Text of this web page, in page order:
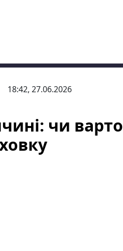
18:42, 27.06.2026
чи варто